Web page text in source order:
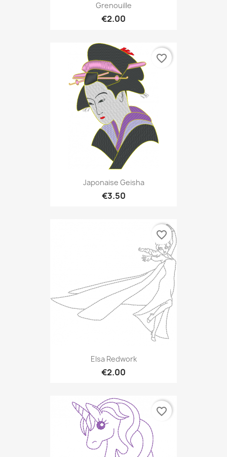
Grenouille
€2.00
Japonaise Geisha
€3.50
favorite_border
Elsa Redwork
€2.00
favorite_border
favorite_border